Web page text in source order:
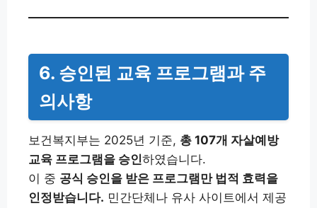
6. 승인된 교육 프로그램과 주
의사항
보건복지부는 2025년 기준, 총 107개 자살예방
교육 프로그램을 승인하였습니다.
이 중 공식 승인을 받은 프로그램만 법적 효력을
인정받습니다. 민간단체나 유사 사이트에서 제공